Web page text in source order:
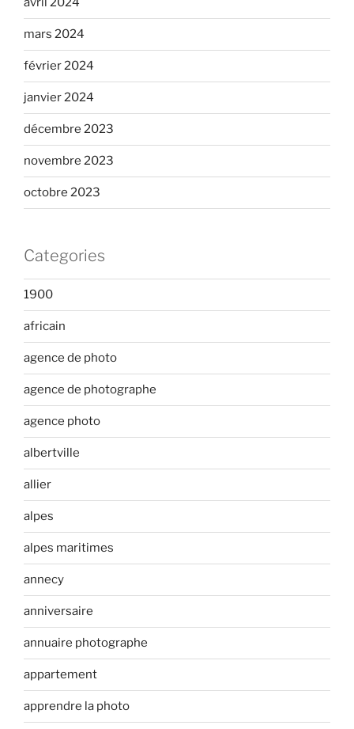
mars 2024
février 2024
janvier 2024
décembre 2023
novembre 2023
octobre 2023
Categories
1900
africain
agence de photo
agence de photographe
agence photo
albertville
allier
alpes
alpes maritimes
annecy
anniversaire
annuaire photographe
appartement
apprendre la photo